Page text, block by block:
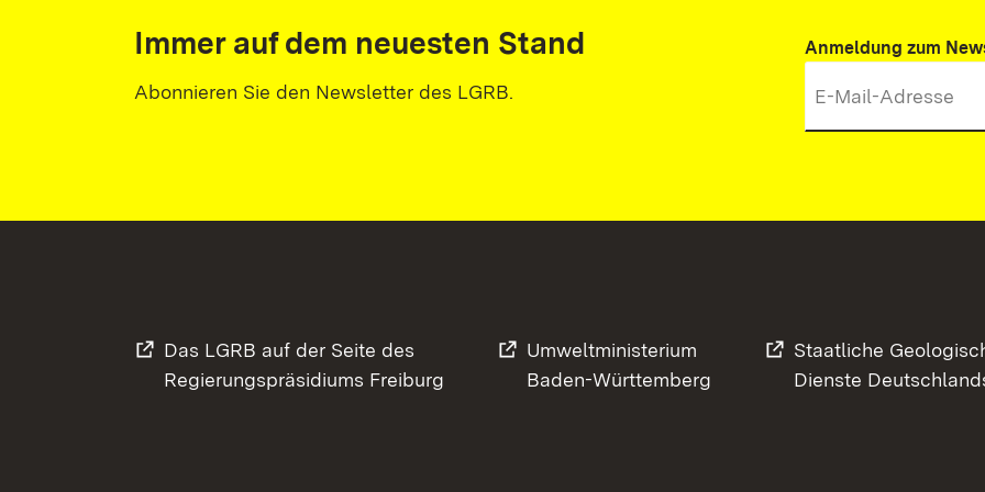
Immer auf dem neuesten Stand
Abonnieren Sie den Newsletter des LGRB.
Anmeldung zum
Das LGRB auf der Seite des
Regierungspräsidiums Freiburg
Umweltministerium
Baden-Württemberg
Staatliche
Dienste